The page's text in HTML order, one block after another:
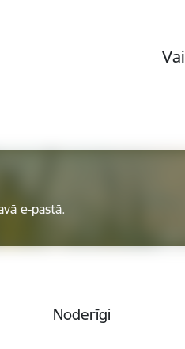
e-pastā.
Noderīgi